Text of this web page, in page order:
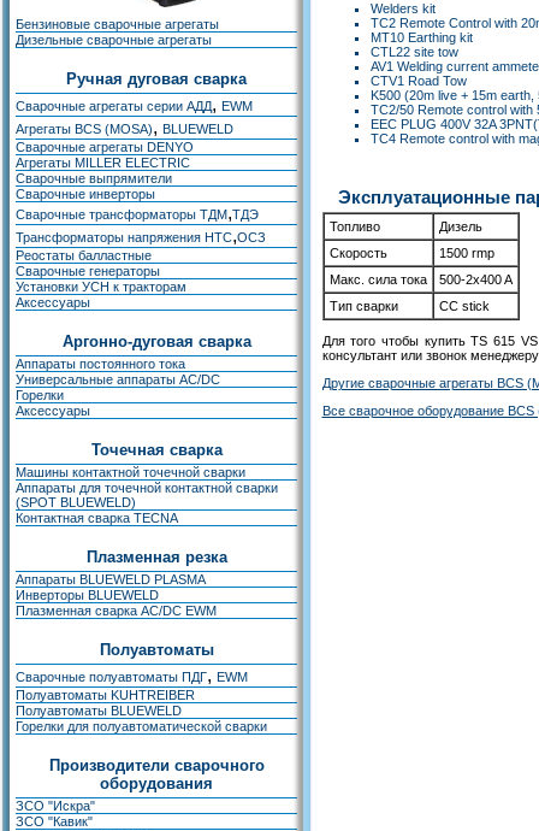
Бензиновые сварочные агрегаты
Дизельные сварочные агрегаты
Ручная дуговая сварка
Сварочные агрегаты серии АДД, EWM
Агрегаты BCS (MOSA), BLUEWELD
Сварочные агрегаты DENYO
Агрегаты MILLER ELECTRIC
Сварочные выпрямители
Сварочные инверторы
Сварочные трансформаторы ТДМ,ТДЭ
Трансформаторы напряжения НТС,ОСЗ
Реостаты балластные
Сварочные генераторы
Установки УСН к тракторам
Аксессуары
Аргонно-дуговая сварка
Аппараты постоянного тока
Универсальные аппараты AC/DC
Горелки
Аксессуары
Точечная сварка
Машины контактной точечной сварки
Аппараты для точечной контактной сварки
(SPOT BLUEWELD)
Контактная сварка TECNA
Плазменная резка
Аппараты BLUEWELD PLASMA
Инверторы BLUEWELD
Плазменная сварка AC/DC EWM
Полуавтоматы
Сварочные полуавтоматы ПДГ, EWM
Полуавтоматы KUHTREIBER
Полуавтоматы BLUEWELD
Горелки для полуавтоматической сварки
Производители сварочного
оборудования
ЗСО "Искра"
ЗСО "Кавик"
Welders kit
TC2 Remote Control with
MT10 Earthing kit
CTL22 site tow
AV1 Welding current
CTV1 Road Tow
K500 (20m live + 15m
TC2/50 Remote control with
EEC PLUG 400V 32A
TC4 Remote control with
Эксплуатационные
Топливо
Дизель
Скорость
1500 rmp
Макс. сила тока
500-2x400 A
Тип сварки
CC stick
Для того чтобы купить TS 615
консультант или звонок
Другие сварочные агрегаты BCS
Все сварочное оборудование BCS